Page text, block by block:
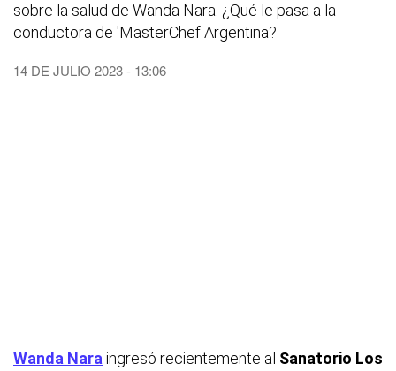
sobre la salud de Wanda Nara. ¿Qué le pasa a la
conductora de 'MasterChef Argentina?
14 DE JULIO 2023 - 13:06
Wanda Nara ingresó recientemente al Sanatorio Los